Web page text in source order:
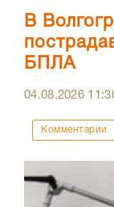
В
БПЛА
04.08.2026
Комментарии